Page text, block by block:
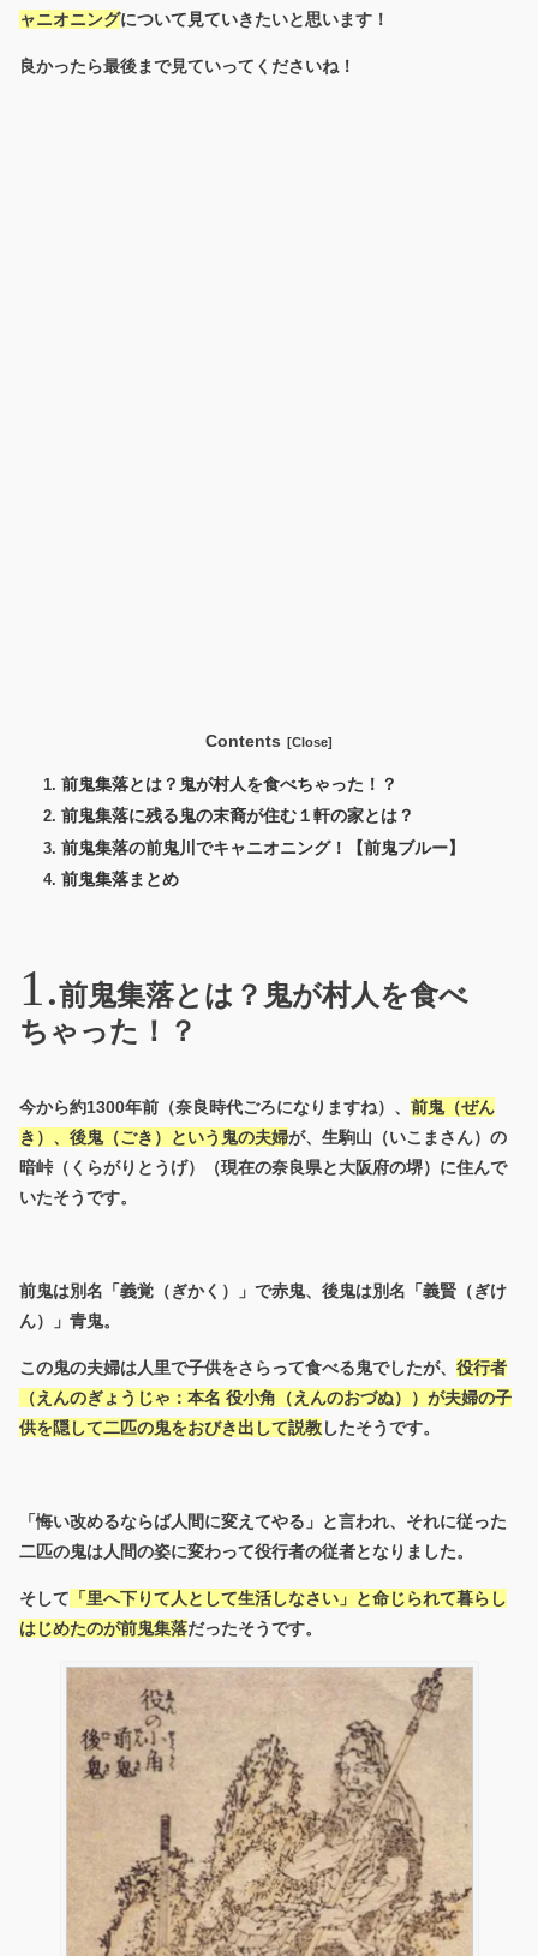
ャニオニングについて見ていきたいと思います！
良かったら最後まで見ていってくださいね！
Contents
前鬼集落とは？鬼が村人を食べちゃった！？
前鬼集落に残る鬼の末裔が住む１軒の家とは？
前鬼集落の前鬼川でキャニオニング！【前鬼ブルー】
前鬼集落まとめ
前鬼集落とは？鬼が村人を食べ
ちゃった！？
今から約1300年前（奈良時代ごろになりますね）、 前鬼（ぜん
き）、後鬼（ごき）という鬼の夫婦が、生駒山（いこまさん）の
暗峠（くらがりとうげ）（現在の奈良県と大阪府の堺）に住んで
いたそうです。
前鬼は別名「義覚（ぎかく）」で赤鬼、後鬼は別名「義賢（ぎけ
ん）」青鬼。
この鬼の夫婦は人里で子供をさらって食べる鬼でしたが、 役行者
（えんのぎょうじゃ：本名 役小角（えんのおづぬ））が夫婦の子
供を隠して二匹の鬼をおびき出して説教したそうです。
「悔い改めるならば人間に変えてやる」と言われ、それに従った
二匹の鬼は人間の姿に変わって役行者の従者となりました。
そして 「里へ下りて人として生活しなさい」と命じられて暮らし
はじめたのが前鬼集落だったそうです。